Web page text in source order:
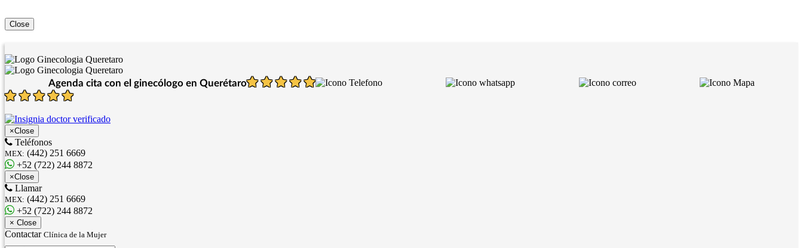
Close
Agenda cita con el ginecólogo en Querétaro
×Close
Teléfonos
MEX: (442) 251 6669
+52 (722) 244 8872
×Close
Llamar
MEX: (442) 251 6669
+52 (722) 244 8872
× Close
Contactar Clínica de la Mujer
Nombre: